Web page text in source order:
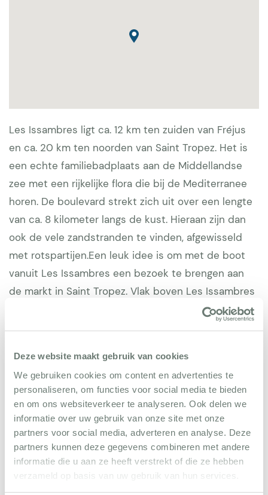
Deze website maakt gebruik van cookies
We gebruiken cookies om content en advertenties te
personaliseren, om functies voor social media te bieden
en om ons websiteverkeer te analyseren. Ook delen we
informatie over uw gebruik van onze site met onze
partners voor social media, adverteren en analyse. Deze
partners kunnen deze gegevens combineren met andere
informatie die u aan ze heeft verstrekt of die ze hebben
verzameld op basis van uw gebruik van hun services.
Les Issambres ligt ca. 12 km ten zuiden van Fréjus
en ca. 20 km ten noorden van Saint Tropez. Het is
een echte familiebadplaats aan de Middellandse
zee met een rijkelijke flora die bij de Mediterranee
horen. De boulevard strekt zich uit over een lengte
van ca. 8 kilometer langs de kust. Hieraan zijn dan
ook de vele zandstranden te vinden, afgewisseld
met rotspartijen.Een leuk idee is om met de boot
vanuit Les Issambres een bezoek te brengen aan
de markt in Saint Tropez. Vlak boven Les Issambres
stadspoorten, gezellige nauwe straatjes tussen
prachtige wandelingen maken in het Massif des
Maures, een groot natuurgebied. Golfen kan op
verschillende mooie banen in Roquebrune en Ste
Maxime, maar ook op drie banen in St. Raphaël
(Valescure).Iets verder ligt de mooiste baan van de
Cote d’Azur: St. Endreol. Leuke eetadressen:
Restaurant Cap Mail, Les Planches, Plage 44, Riva.